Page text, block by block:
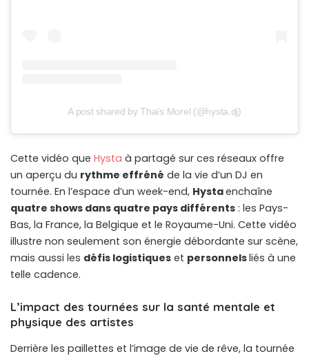
A post shared by Thaïs Morel (@hysta.dj)
Cette vidéo que Hysta à partagé sur ces réseaux offre
un aperçu du rythme effréné de la vie d’un DJ en
tournée. En l’espace d’un week-end, Hystaenchaîne
quatre shows dans quatre pays différents : les Pays-
Bas, la France, la Belgique et le Royaume-Uni. Cette vidéo
illustre non seulement son énergie débordante sur scène,
mais aussi les défis logistiques et personnelsliés à une
telle cadence.
L’impact des tournées sur la santé mentale et
physique des artistes
Derrière les paillettes et l’image de vie de rêve, la tournée